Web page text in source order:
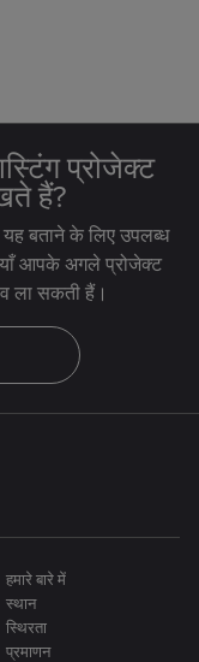
प्रोजेक्ट
हैं?
बताने के लिए उपलब्ध
आपके अगले प्रोजेक्ट
ला सकती हैं।
हमारे बारे में
स्थान
स्थिरता
प्रमाणन